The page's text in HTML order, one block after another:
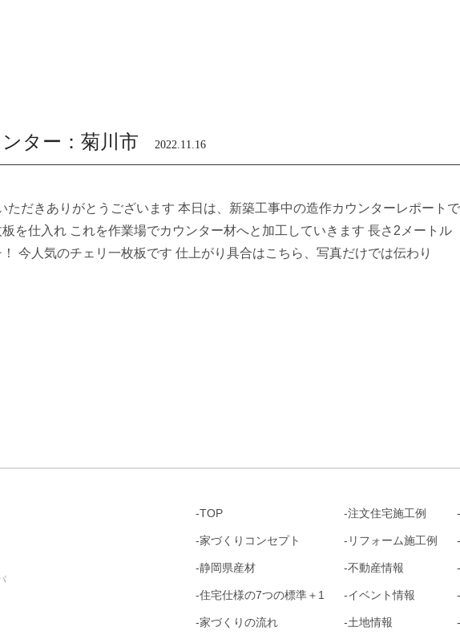
ター：菊川市 2022.11.16
ただきありがとうございます 本日は、新築工事中の造作カウンターレポート
板を仕入れ これを作業場でカウンター材へと加工していきます 長さ2メー
今人気のチェリ一枚板です 仕上がり具合はこちら、写真だけでは伝わり
TOP
家づくりコンセプト
静岡県産材
住宅仕様の7つの標準＋1
家づくりの流れ
注文住宅施工例
リフォーム施工例
不動産情報
イベント情報
土地情報